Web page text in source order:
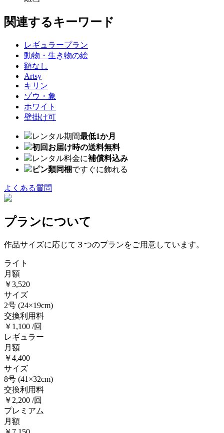
関連するキーワード
レギュラープラン
動物・生き物の絵
額なし
Artsy
キリン
ゾウ・象
ホワイト
壁掛け可
レンタル期間最低1か月
初回お届け時の送料無料
レンタル料金に補償料込み
ピン類同梱ですぐに飾れる
よくある質問
プランについて
作品サイズに応じて３つのプランをご用意しています。
ライト
月額
￥3,520
サイズ
2号 (24×19cm)
交換利用料
￥1,100 /回
レギュラー
月額
￥4,400
サイズ
8号 (41×32cm)
交換利用料
￥2,200 /回
プレミアム
月額